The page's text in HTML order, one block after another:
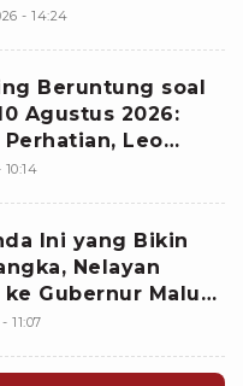
- 14:24
Beruntung soal
Agustus 2026:
Leo
Si Dia
Ini yang Bikin
Nelayan
Gubernur Malut
soal Rumpon
11:07